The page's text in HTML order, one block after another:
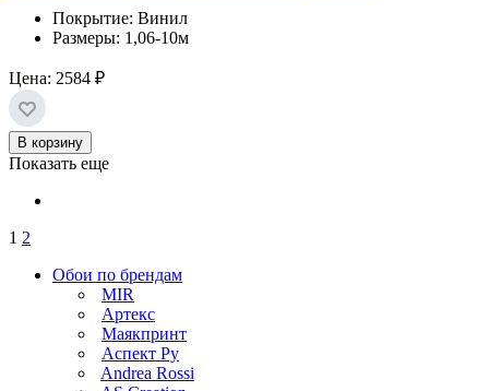
Покрытие: Винил
Размеры: 1,06-10м
Цена: 2584 ₽
В корзину
Показать еще
1 2
Обои по брендам
MIR
Артекс
Маякпринт
Аспект Ру
Andrea Rossi